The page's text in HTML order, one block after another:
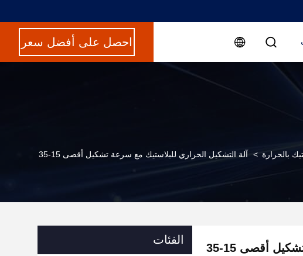
احصل على أفضل سعر
بالحرارة > آلة التشكيل الحراري للبلاستيك مع سرعة تشكيل أقصى 15-35
أقصى 15-35
الفئات